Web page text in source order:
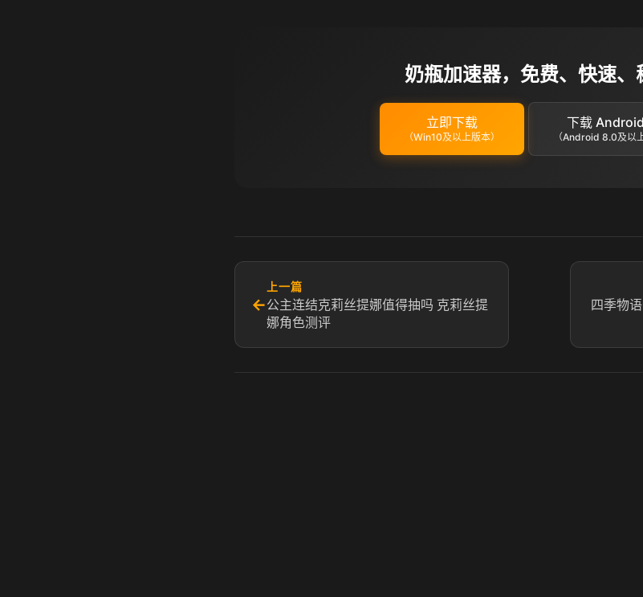
奶瓶加速器，免费、快速、
立即下载
（Win10及以上版本）
下载
（Android 8.0及以
←
上一篇
公主连结克莉丝提娜值得抽吗 克莉丝提
娜角色测评
四季物